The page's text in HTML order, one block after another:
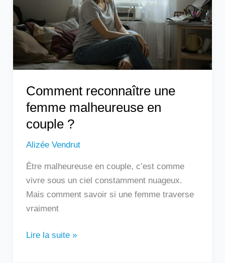
Comment reconnaître une
femme malheureuse en
couple ?
Alizée Vendrut
Être malheureuse en couple, c’est comme
vivre sous un ciel constamment nuageux.
Mais comment savoir si une femme traverse
vraiment
couple
Lire la suite »